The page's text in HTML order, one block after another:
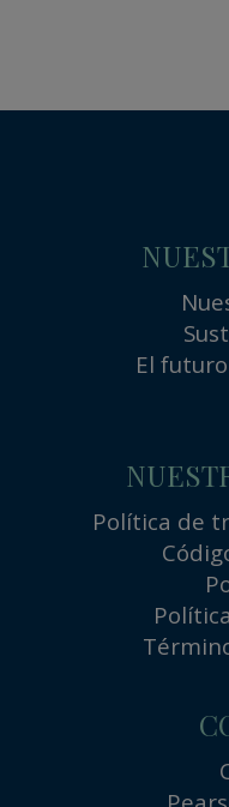
El
Política de